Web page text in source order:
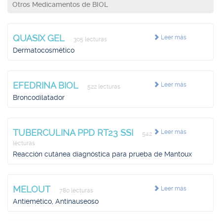
Otros Medicamentos de BIOL
Leer más
QUASIX GEL 305 lecturas
Dermatocosmético
Leer más
EFEDRINA BIOL 522 lecturas
Broncodilatador
Leer más
TUBERCULINA PPD RT23 SSI
542
lecturas
Reacción cutánea diagnóstica para prueba de Mantoux
Leer más
MELOUT 780 lecturas
Antiemético, Antinauseoso